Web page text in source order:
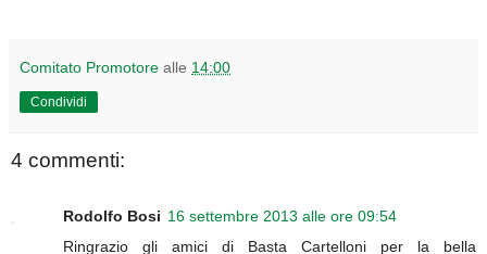
Comitato Promotore alle 14:00
Condividi
4 commenti:
Rodolfo Bosi 16 settembre 2013 alle ore 09:54
Ringrazio gli amici di Basta Cartelloni per la bella